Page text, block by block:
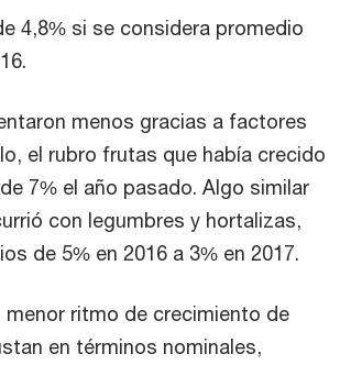
4,8% si se considera promedio
menos gracias a factores
el rubro frutas que había crecido
7% el año pasado. Algo similar
con legumbres y hortalizas,
de 5% en 2016 a 3% en 2017.
menor ritmo de crecimiento de
en términos nominales,